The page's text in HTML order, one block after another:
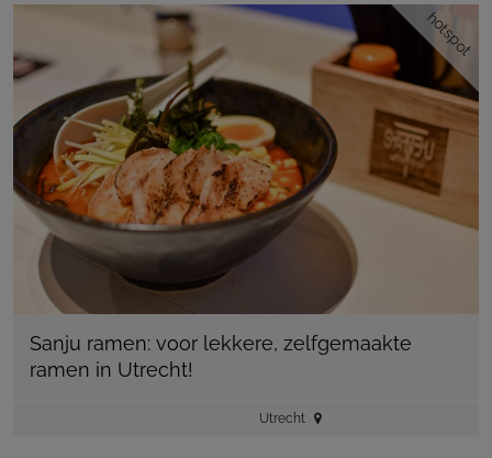
hotspot
Sanju ramen: voor lekkere, zelfgemaakte
ramen in Utrecht!
Utrecht